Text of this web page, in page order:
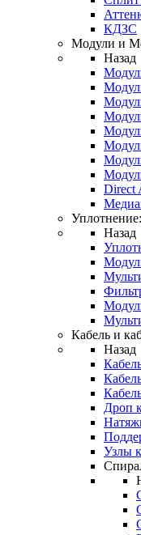
КДЗС
Модули и
Назад
Direct
Назад
Кабель и
Назад
Дроп
Узлы